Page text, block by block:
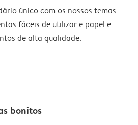
único com os nossos temas
fáceis de utilizar e papel e
de alta qualidade.
bonitos